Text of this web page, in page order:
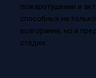
пожаротушении и
способных не
возгорания, но и
стадии.